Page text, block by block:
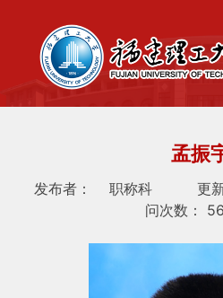
孟振
发布者： 职称科 更
问次数：